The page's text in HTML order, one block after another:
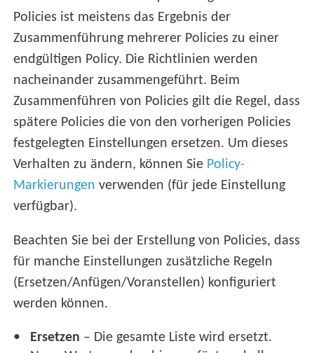
Policies ist meistens das Ergebnis der
Zusammenführung mehrerer Policies zu einer
endgültigen Policy. Die Richtlinien werden
nacheinander zusammengeführt. Beim
Zusammenführen von Policies gilt die Regel, dass
spätere Policies die von den vorherigen Policies
festgelegten Einstellungen ersetzen. Um dieses
Verhalten zu ändern, können Sie Policy-
Markierungen verwenden (für jede Einstellung
verfügbar).
Beachten Sie bei der Erstellung von Policies, dass
für manche Einstellungen zusätzliche Regeln
(Ersetzen/Anfügen/Voranstellen) konfiguriert
werden können.
Ersetzen – Die gesamte Liste wird ersetzt.